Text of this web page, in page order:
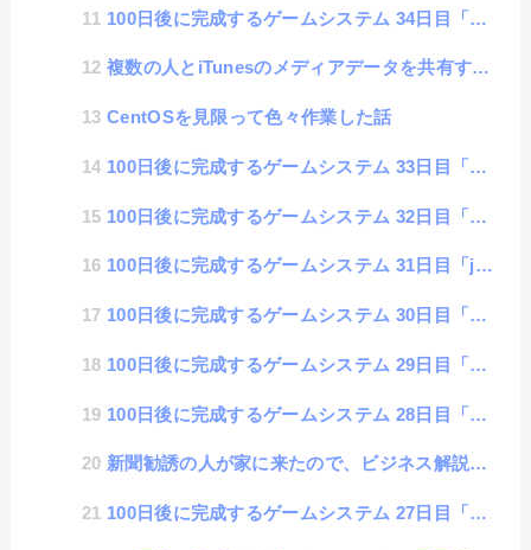
100日後に完成するゲームシステム 34日目「mapシステムの仕組み解説」
複数の人とiTunesのメディアデータを共有する方法
CentOSを見限って色々作業した話
100日後に完成するゲームシステム 33日目「他のキャラからアイテムをもらえる仕様」
100日後に完成するゲームシステム 32日目「あしもとを調べる機能」
100日後に完成するゲームシステム 31日目「javascriptの文字列変換ショートコード集」
100日後に完成するゲームシステム 30日目「セーブデータの暗号化処理」
100日後に完成するゲームシステム 29日目「回復機能を搭載」
100日後に完成するゲームシステム 28日目「phpでjsonデータを扱う時は連想配列処理に注意する...
新聞勧誘の人が家に来たので、ビジネス解説してあげた話
100日後に完成するゲームシステム 27日目「戦闘ロジック完成！」